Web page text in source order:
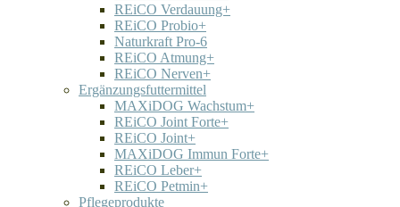
REiCO Verdauung+
REiCO Probio+
Naturkraft Pro-6
REiCO Atmung+
REiCO Nerven+
Ergänzungsfuttermittel
MAXiDOG Wachstum+
REiCO Joint Forte+
REiCO Joint+
MAXiDOG Immun Forte+
REiCO Leber+
REiCO Petmin+
Pflegeprodukte